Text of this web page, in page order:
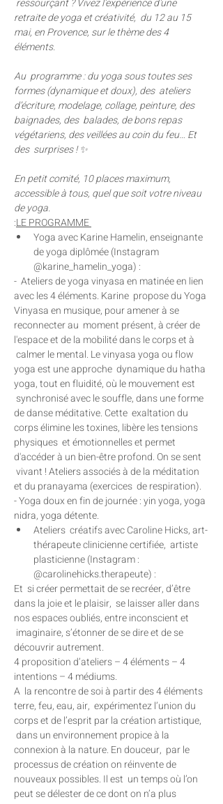
ressourçant ? Vivez l'expérience d'une
retraite de yoga et créativité,  du 12 au 15
mai, en Provence, sur le thème des 4
éléments.
Au  programme : du yoga sous toutes ses
formes (dynamique et doux), des  ateliers
d’écriture, modelage, collage, peinture, des
baignades, des  balades, de bons repas
végétariens, des veillées au coin du feu… Et
des  surprises ! ✨
En petit comité, 10 places maximum,
accessible à tous, quel que soit votre niveau
de yoga.
:LE PROGRAMME
Yoga avec Karine Hamelin, enseignante
de yoga diplômée (Instagram
@karine_hamelin_yoga) :
-  Ateliers de yoga vinyasa en matinée en lien
avec les 4 éléments. Karine  propose du Yoga
Vinyasa en musique, pour amener à se
reconnecter au  moment présent, à créer de
l'espace et de la mobilité dans le corps et à
calmer le mental. Le vinyasa yoga ou flow
yoga est une approche  dynamique du hatha
yoga, tout en fluidité, où le mouvement est
synchronisé avec le souffle, dans une forme
de danse méditative. Cette  exaltation du
corps élimine les toxines, libère les tensions
physiques  et émotionnelles et permet
d'accéder à un bien-être profond. On se sent
vivant ! Ateliers associés à de la méditation
et du pranayama (exercices  de respiration).
- Yoga doux en fin de journée : yin yoga, yoga
nidra, yoga détente.
Ateliers  créatifs avec Caroline Hicks, art-
thérapeute clinicienne certifiée,  artiste
plasticienne (Instagram :
@carolinehicks.therapeute) :
Et  si créer permettait de se recréer, d’être
dans la joie et le plaisir,  se laisser aller dans
nos espaces oubliés, entre inconscient et
imaginaire, s’étonner de se dire et de se
découvrir autrement.
4 proposition d’ateliers – 4 éléments – 4
intentions – 4 médiums.
A  la rencontre de soi à partir des 4 éléments
terre, feu, eau, air,  expérimentez l’union du
corps et de l’esprit par la création artistique,
dans un environnement propice à la
connexion à la nature. En douceur,  par le
processus de création on réinvente de
nouveaux possibles. Il est  un temps où l’on
peut se délester de ce dont on n’a plus